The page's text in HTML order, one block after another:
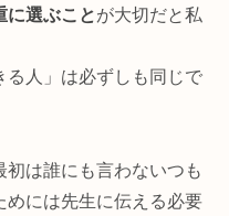
に選ぶことが大切だと私
る人」は必ずしも同じで
初は誰にも言わないつも
めには先生に伝える必要